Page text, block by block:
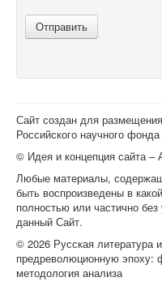
Отправить
Сайт создан для
Российского научного
© Идея и концепция сайта –
Любые материалы,
быть воспроизведены в
полностью или частично
данный Сайт.
© 2026 Русская литература
предреволюционную эпоху:
методология анализа